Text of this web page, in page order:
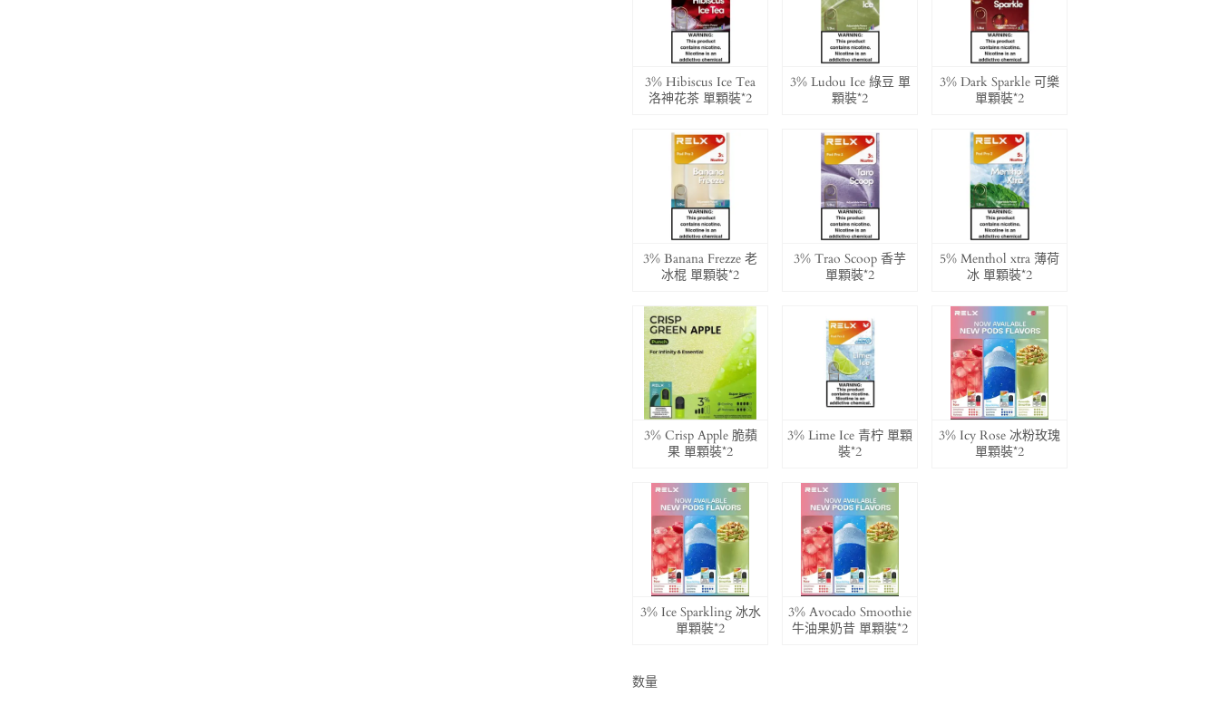
3% Hibiscus Ice Tea
洛神花茶 單顆裝*2
3% Ludou Ice 綠豆 單
顆裝*2
3% Dark Sparkle 可樂
單顆裝*2
3% Banana Frezze 老
冰棍 單顆裝*2
3% Trao Scoop 香芋
單顆裝*2
5% Menthol xtra 薄荷
冰 單顆裝*2
3% Crisp Apple 脆蘋
果 單顆裝*2
3% Lime Ice 青柠 單顆
裝*2
3% Icy Rose 冰粉玫瑰
單顆裝*2
3% Ice Sparkling 冰水
單顆裝*2
3% Avocado Smoothie
牛油果奶昔 單顆裝*2
数量